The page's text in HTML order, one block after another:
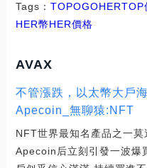
Tags： TOPOGOHERTOP
HER幣HER價格
AVAX
不管漲跌，以太幣大戶
Apecoin_無聊猿:NFT
NFT世界最知名產品之一
Apecoin后立刻引發一波爆